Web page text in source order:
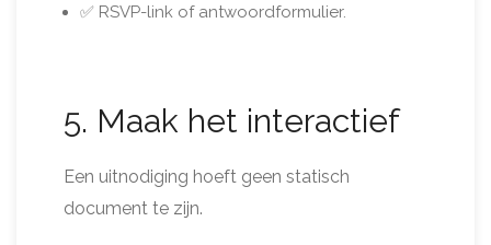
✅ RSVP-link of antwoordformulier.
5. Maak het interactief
Een uitnodiging hoeft geen statisch
document te zijn.